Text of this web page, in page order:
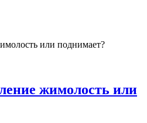
жимолость или